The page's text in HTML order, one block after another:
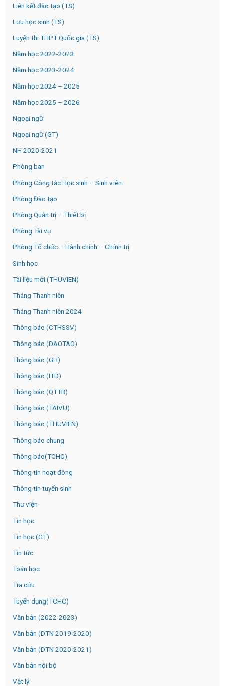
Liên kết đào tạo (TS)
Lưu học sinh (TS)
Luyện thi THPT Quốc gia (TS)
Năm học 2022-2023
Năm học 2023-2024
Năm học 2024 – 2025
Năm học 2025 – 2026
Ngoại ngữ
Ngoại ngữ (GT)
NH 2020-2021
Phòng ban
Phòng Công tác Học sinh – Sinh viên
Phòng Đào tạo
Phòng Quản trị – Thiết bị
Phòng Tài vụ
Phòng Tổ chức – Hành chính – Chính trị
Sinh học
Tài liệu mới (THUVIEN)
Tháng Thanh niên
Tháng Thanh niên 2024
Thông báo (CTHSSV)
Thông báo (DAOTAO)
Thông báo (GH)
Thông báo (ITD)
Thông báo (QTTB)
Thông báo (TAIVU)
Thông báo (THUVIEN)
Thông báo chung
Thông báo(TCHC)
Thông tin hoạt đông
Thông tin tuyển sinh
Thư viện
Tin học
Tin học (GT)
Tin tức
Toán học
Tra cứu
Tuyển dụng(TCHC)
Văn bản (2022-2023)
Văn bản (DTN 2019-2020)
Văn bản (DTN 2020-2021)
Văn bản nội bộ
Vật lý